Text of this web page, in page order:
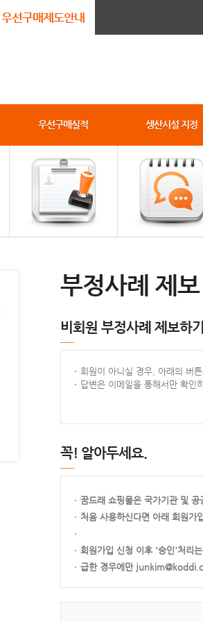
우선구매제도안내
우선구매실적 생산시설 지정
부정사례 제보
비회원 부정사례 제보하기
회원이 아니실 경우, 아래의 버
답변은 이메일을 통해서만 확인
꼭! 알아두세요.
꿈드래 쇼핑몰은 국가기관 및
처음 사용하신다면 아래 회원가
회원가입 신청 이후 '승인'처리
급한 경우에만